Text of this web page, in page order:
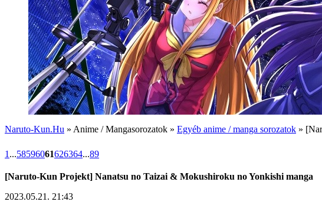
Naruto-Kun.Hu » Anime / Mangasorozatok » Egyéb anime / manga sorozatok »
1 ...58596061626364...89
[Naruto-Kun Projekt] Nanatsu no Taizai & Mokushiroku no Yonkishi manga
2023.05.21. 21:43